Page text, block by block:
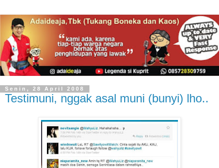
Senin, 28 April 2008
Testimuni, nggak asal muni (bunyi) lho..